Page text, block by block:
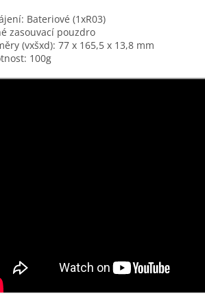
Bateriové (1xR03)
zasouvací pouzdro
(vxšxd): 77 x 165,5 x 13,8 mm
100g